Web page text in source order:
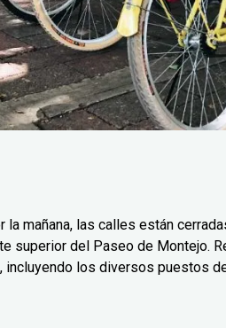
la mañana, las calles están
superior del Paseo de Montejo.
incluyendo los diversos puestos